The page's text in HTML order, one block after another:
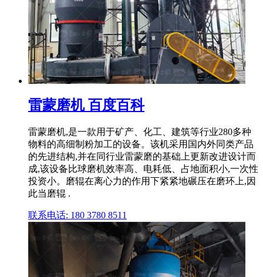
雷蒙磨机 百度百科
雷蒙磨机,是一款用于矿产、化工、建筑等行业280多种
物料的高细制粉加工的设备。该机采用国内外同类产品
的先进结构,并在同行业雷蒙磨的基础上更新改进设计而
成,该设备比球磨机效率高、电耗低、占地面积小,一次性
投资小。磨辊在离心力的作用下紧紧地碾压在磨环上,因
此当磨辊 .
联系电话: 180 3780 8511